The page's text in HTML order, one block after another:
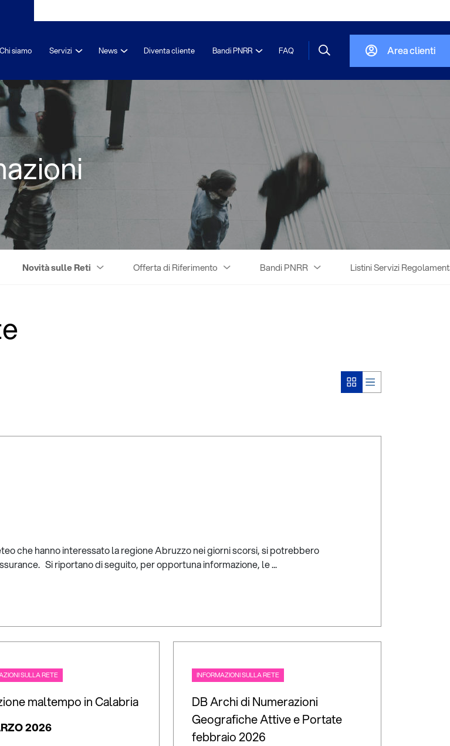
Chi siamo Servizi News Diventa cliente Bandi PNRR FAQ Area clienti
Novità sulle Reti Offerta di Riferimento Bandi PNRR Listini Servizi
che hanno interessato la regione Abruzzo nei giorni scorsi, si potrebbero
Si riportano di seguito, per opportuna informazione, le ...
SULLA RETE
maltempo in Calabria
2026
INFORMAZIONI SULLA RETE
DB Archi di Numerazioni
Geografiche Attive e Portate
febbraio 2026